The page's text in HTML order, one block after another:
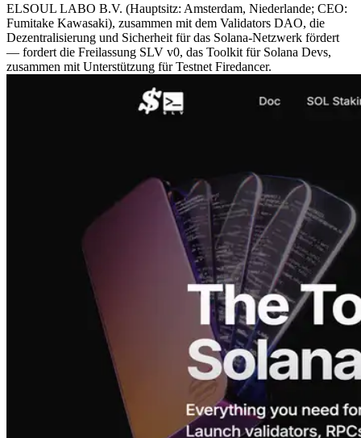
ELSOUL LABO B.V. (Hauptsitz: Amsterdam, Niederlande; CEO:
Fumitake Kawasaki), zusammen mit dem Validators DAO, die
Dezentralisierung und Sicherheit für das Solana-Netzwerk fördert
— fordert die Freilassung SLV v0, das Toolkit für Solana Devs,
zusammen mit Unterstützung für Testnet Firedancer.